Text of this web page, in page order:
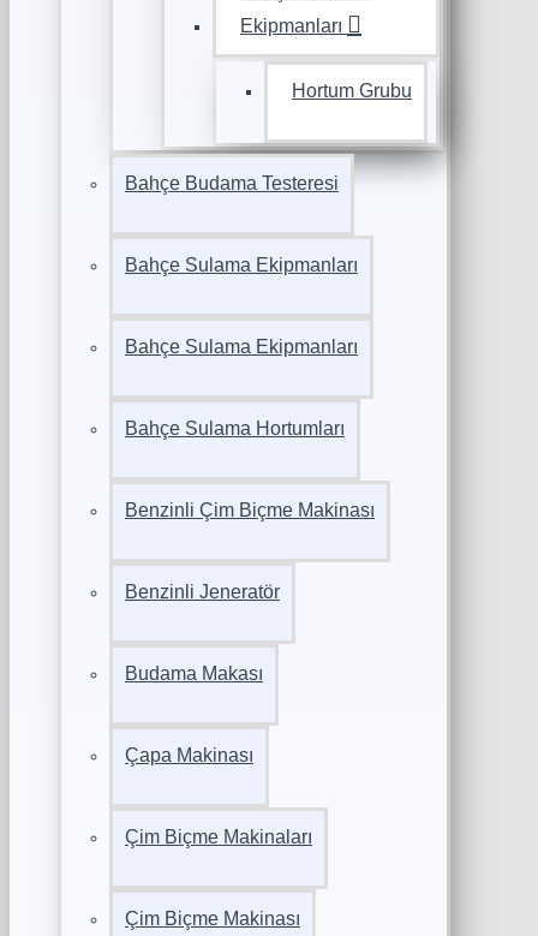
Ekipmanları
Hortum Grubu
Bahçe Budama Testeresi
Bahçe Sulama Ekipmanları
Bahçe Sulama Ekipmanları
Bahçe Sulama Hortumları
Benzinli Çim Biçme Makinası
Benzinli Jeneratör
Budama Makası
Çapa Makinası
Çim Biçme Makinaları
Çim Biçme Makinası